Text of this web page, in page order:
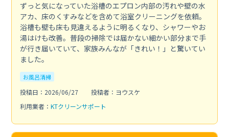
ずっと気になっていた浴槽のエプロン内部の汚れや壁の水
アカ、床のくすみなどを含めて浴室クリーニングを依頼。
浴槽も壁も床も見違えるように明るくなり、シャワーやお
湯はけも改善。普段の掃除では届かない細かい部分まで手
が行き届いていて、家族みんなが「きれい！」と驚いてい
ました。
お風呂清掃
投稿日：2026/06/27
投稿者：ヨウスケ
利用業者： KTクリーンサポート